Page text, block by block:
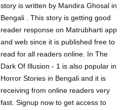
story is written by Mandira Ghosal in
Bengali . This story is getting good
reader response on Matrubharti app
and web since it is published free to
read for all readers online. In The
Dark Of Illusion - 1 is also popular in
Horror Stories in Bengali and it is
receiving from online readers very
fast. Signup now to get access to